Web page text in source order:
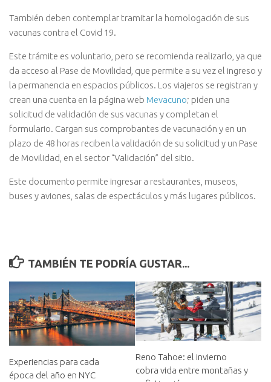
También deben contemplar tramitar la homologación de sus
vacunas contra el Covid 19.
Este trámite es voluntario, pero se recomienda realizarlo, ya que
da acceso al Pase de Movilidad, que permite a su vez el ingreso y
la permanencia en espacios públicos. Los viajeros se registran y
crean una cuenta en la página web Mevacuno; piden una
solicitud de validación de sus vacunas y completan el
formulario. Cargan sus comprobantes de vacunación y en un
plazo de 48 horas reciben la validación de su solicitud y un Pase
de Movilidad, en el sector “Validación” del sitio.
Este documento permite ingresar a restaurantes, museos,
buses y aviones, salas de espectáculos y más lugares públicos.
TAMBIÉN TE PODRÍA GUSTAR...
Experiencias para cada
época del año en NYC
Reno Tahoe: el invierno
cobra vida entre montañas y